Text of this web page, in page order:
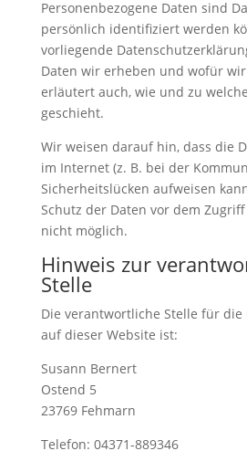
Personenbezogene Daten sind
persönlich identifiziert werden
vorliegende
Daten wir erheben und wofür
erläutert auch, wie und zu
geschieht.
Wir weisen darauf hin, dass die
im Internet (z. B. bei der
Sicherheitslücken aufweisen
Schutz der Daten vor dem
nicht möglich.
Hinweis zur
Stelle
Die verantwortliche Stelle für
auf dieser Website ist:
Susann Bernert
Ostend 5
23769 Fehmarn
Telefon: 04371-889346